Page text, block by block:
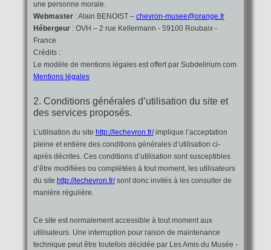
une personne morale.
Webmaster: Alain BENOIST – chevron-musee@orange.fr
Hébergeur: OVH – 2 rue Kellermann - 59100 Roubaix -
France
Crédits :
Le modèle de mentions légales est offert par Subdelirium.com
Mentions légales
2. Conditions générales d’utilisation du site et
des services proposés.
L’utilisation du site http://lechevron.fr/implique l’acceptation
pleine et entière des conditions générales d’utilisation ci-
après décrites. Ces conditions d’utilisation sont susceptibles
d’être modifiées ou complétées à tout moment, les utilisateurs
du site http://lechevron.fr/sont donc invités à les consulter de
manière régulière.
Ce site est normalement accessible à tout moment aux
utilisateurs. Une interruption pour raison de maintenance
technique peut être toutefois décidée par Les Amis du Musée -